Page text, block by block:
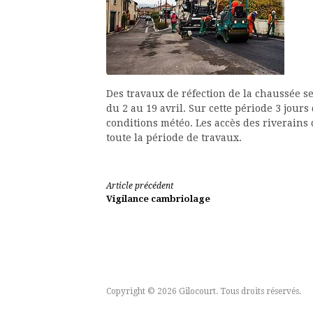
Des travaux de réfection de la chaussée
du 2 au 19 avril. Sur cette période 3
conditions météo. Les accès des
toute la période de travaux.
Lire
Article précédent
Vigilance cambriolage
Copyright © 2026 Gilocourt. Tous droits réservés.